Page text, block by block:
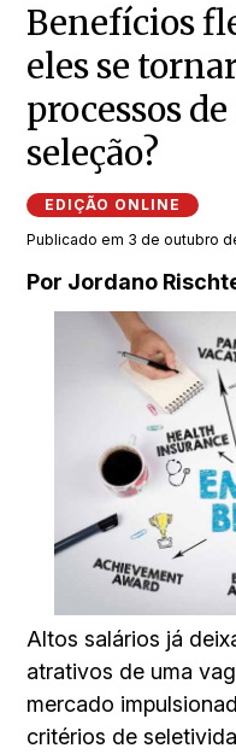
Benefícios
eles se
processos
seleção?
EDIÇÃO ONLINE
Publicado em 3 de outubro
Por Jordano
Altos salários já
atrativos de uma
mercado
critérios de